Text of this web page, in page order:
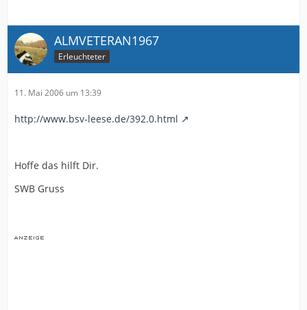
ALMVETERAN1967
Erleuchteter
11. Mai 2006 um 13:39
http://www.bsv-leese.de/392.0.html
Hoffe das hilft Dir.
SWB Gruss